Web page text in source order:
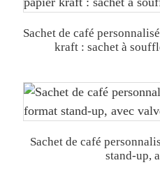
Sachet de café
kraft : sachet à
Sachet de café
stand-up,